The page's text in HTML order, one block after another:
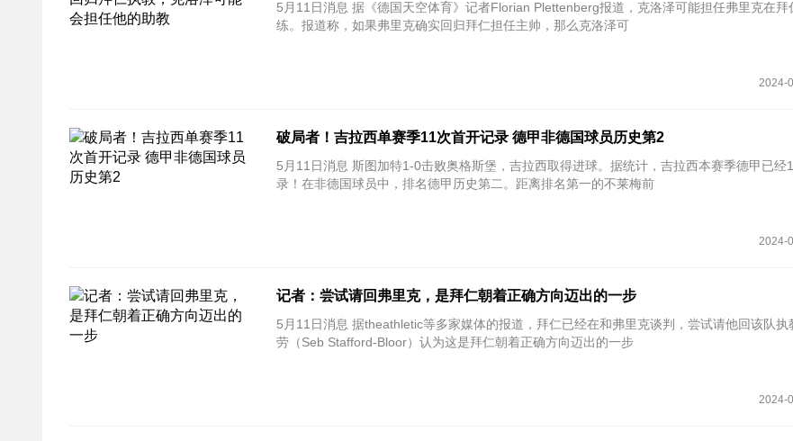
5月11日消息 据《德国天空体育》记者Florian Plettenberg报道，克洛泽可能担任弗里克在拜
练。报道称，如果弗里克确实回归拜仁担任主帅，那么克洛泽可
2024-
破局者！吉拉西单赛季11次首开记录 德甲非德国球员历史第2
5月11日消息 斯图加特1-0击败奥格斯堡，吉拉西取得进球。据统计，吉拉西本赛季德甲已经
录！在非德国球员中，排名德甲历史第二。距离排名第一的不莱梅前
2024-
记者：尝试请回弗里克，是拜仁朝着正确方向迈出的一步
5月11日消息 据theathletic等多家媒体的报道，拜仁已经在和弗里克谈判，尝试请他回该队执教，记者布
劳（Seb Stafford-Bloor）认为这是拜仁朝着正确方向迈出的一步
2024-